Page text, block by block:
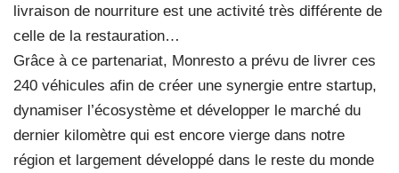
livraison de nourriture est une activité très différente de
celle de la restauration…
Grâce à ce partenariat, Monresto a prévu de livrer ces
240 véhicules afin de créer une synergie entre startup,
dynamiser l’écosystème et développer le marché du
dernier kilomètre qui est encore vierge dans notre
région et largement développé dans le reste du monde